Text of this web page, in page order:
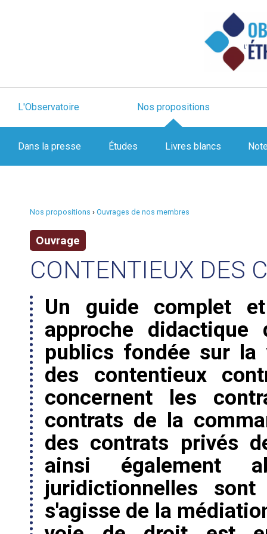
L'Observatoire Nos propositions
Dans la presse Études Livres blancs
Nos propositions › Ouvrages de nos membres
Ouvrage
CONTENTIEUX DES
Un guide complet
approche
publics fondée sur
des contentieux
concernent les
contrats de la
des contrats privés
ainsi également
juridictionnelles
s'agisse de la